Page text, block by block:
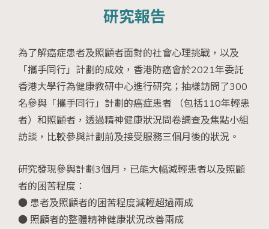
研究報告
為了解癌症患者及照顧者面對的社會心理挑戰，以及
「攜手同行」計劃的成效，香港防癌會於2021年委託
香港大學行為健康教研中心進行研究；抽樣訪問了300
名參與「攜手同行」計劃的癌症患者 （包括110年輕患
者）和照顧者，透過精神健康狀況問卷調查及焦點小組
訪談，比較參與計劃前及接受服務三個月後的狀況。
研究發現參與計劃3個月，已能大幅減輕患者以及照顧
者的困苦程度：
● 患者及照顧者的困苦程度減輕超過兩成
● 照顧者的整體精神健康狀況改善兩成